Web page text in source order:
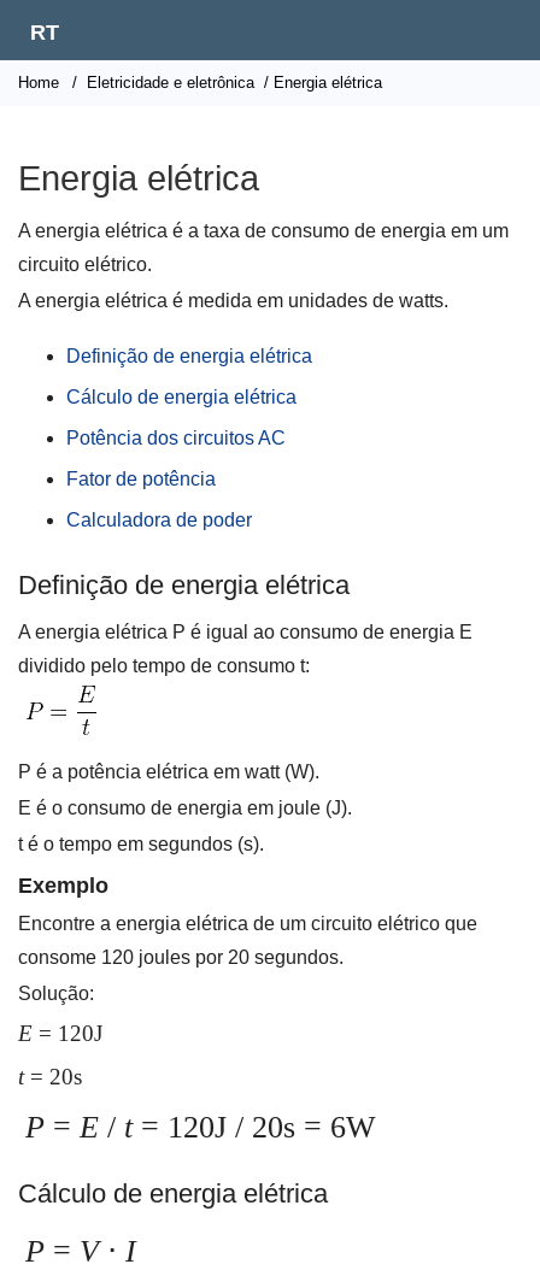
RT
Home / Eletricidade e eletrônica / Energia elétrica
Energia elétrica
A energia elétrica é a taxa de consumo de energia em um
circuito elétrico.
A energia elétrica é medida em unidades de watts.
Definição de energia elétrica
Cálculo de energia elétrica
Potência dos circuitos AC
Fator de potência
Calculadora de poder
Definição de energia elétrica
A energia elétrica P é igual ao consumo de energia E
dividido pelo tempo de consumo t:
P é a potência elétrica em watt (W).
E é o consumo de energia em joule (J).
t é o tempo em segundos (s).
Exemplo
Encontre a energia elétrica de um circuito elétrico que
consome 120 joules por 20 segundos.
Solução:
E = 120J
t= 20s
P =E / t= 120J / 20s = 6W
Cálculo de energia elétrica
P = V⋅ I